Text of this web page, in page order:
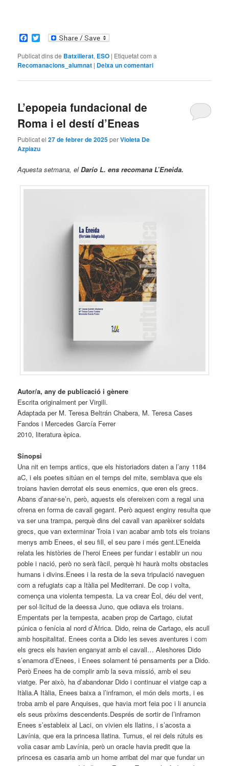
Facebook
Twitter
Publicat dins de Batxillerat, ESO | Etiquetat com a
Recomanacions_alumnat | Deixa un comentari
L’epopeia fundacional de
Roma i el destí d’Eneas
Publicat el27 de febrer de 2025perVioleta De
Azpiazu
Aquesta setmana, elDarío L. ens recomana L’Eneida.
Autor/a, any de publicació i gènere
Escrita originalment per Virgili.
Adaptada per M. Teresa Beltrán Chabera, M. Teresa Cases
Fandos i Mercedes García Ferrer
2010, literatura èpica.
Sinopsi
Una nit en temps antics, que els historiadors daten a l’any 1184
aC, i els poetes sitúan en el temps del mite, semblava que els
troians havien derrotat els seus enemics, que eren els grecs.
Abans d’anar-se’n, però, aquests els ofereixen com a regal una
ofrena en forma de cavall gegant. Però aquest enginy resulta que
va ser una trampa, perquè dins del cavall van aparèixer soldats
grecs, que van exterminar Troia i van acabar amb tots els troians
menys amb Enees, el seu fill, el seu pare i més gent.L’Eneida
relata les històries de l’heroi Enees per fundar i establir un nou
poble i nació, però no serà fàcil, perquè hi haurà molts obstacles
humans i divins.Enees i la resta de la seva tripulació naveguen
com a refugiats cap a Itàlia pel Mediterrani. De cop i volta,
comença una violenta tempesta. La va crear Èol, déu del vent,
per sol·licitud de la deessa Juno, que odiava els troians.
Empentats per la tempesta, acaben prop de Cartago, ciutat
púnica o fenícia al nord d’Àfrica. Dido, reina de Cartago, els acull
amb hospitalitat. Enees conta a Dido les seves aventures i com
els grecs els havien enganyat amb el cavall… Aleshores Dido
s’enamora d’Enees, i Enees solament té pensaments per a Dido.
Però Enees ha de complir amb la seva missió, amb el seu
viatge. Per això, ha d’abandonar Dido i continuar el viatge cap a
Itàlia.A Itàlia, Enees baixa a l’inframon, el món dels morts, i es
troba amb el pare Anquises, que havia mort feia poc i li anuncia
els seus pròxims descendents.Després de sortir de l’inframon
Enees s’estableix al Laci, on vivien els llatins, i s’acosta a
Lavínia, que era la princesa llatina. Turnus, el rei dels rútuls es
volia casar amb Lavínia, però un oracle havia predit que la
princesa es casaria amb un home arribat del mar que fundar un